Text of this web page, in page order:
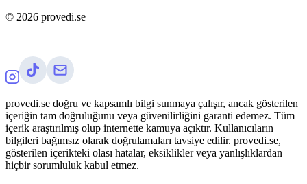
© 2026 provedi.se
provedi.se doğru ve kapsamlı bilgi sunmaya çalışır, ancak gösterilen
içeriğin tam doğruluğunu veya güvenilirliğini garanti edemez. Tüm
içerik araştırılmış olup internette kamuya açıktır. Kullanıcıların
bilgileri bağımsız olarak doğrulamaları tavsiye edilir. provedi.se,
gösterilen içerikteki olası hatalar, eksiklikler veya yanlışlıklardan
hiçbir sorumluluk kabul etmez.